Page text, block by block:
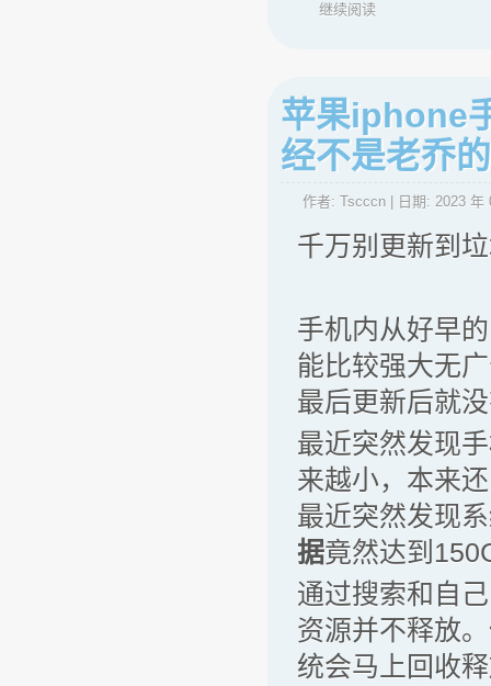
继续阅读
苹果iphone
经不是老乔
作者: Tscccn | 日期: 2023 年
千万别更新到
手机内从好早
能比较强大无
最后更新后就
最近突然发现
来越小，本来
最近突然发现
据竟然达到
通过搜索和自
资源并不释放
统会马上回收